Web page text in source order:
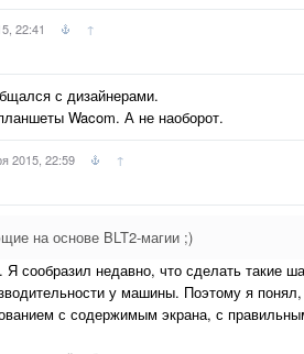
22:41 ↑
с дизайнерами.
Wacom. А не наоборот.
2015, 22:59 ↑
на основе BLT2-магии ;)
Я сообразил недавно, что сделать
у машины. Поэтому я
с содержимым экрана, с